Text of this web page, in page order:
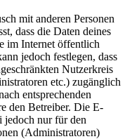
mit anderen Personen
dass die Daten deines
im Internet öffentlich
jedoch festlegen, dass
Nutzerkreis
etc.) zugänglich
entsprechenden
den Betreiber. Die E-
jedoch nur für den
(Administratoren)